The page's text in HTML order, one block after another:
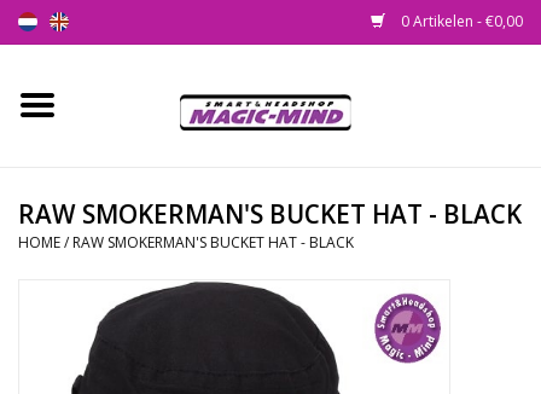
0 Artikelen - €0,00
Home
Smartshop
Headshop
SEEDSHOP
RAW SMOKERMAN'S BUCKET HAT - BLACK
HOME/ RAW SMOKERMAN'S BUCKET HAT - BLACK